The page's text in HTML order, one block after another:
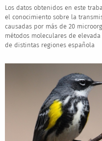
Los datos obtenidos en este
el conocimiento sobre la
causadas por más de 20
métodos moleculares de
de distintas regiones española